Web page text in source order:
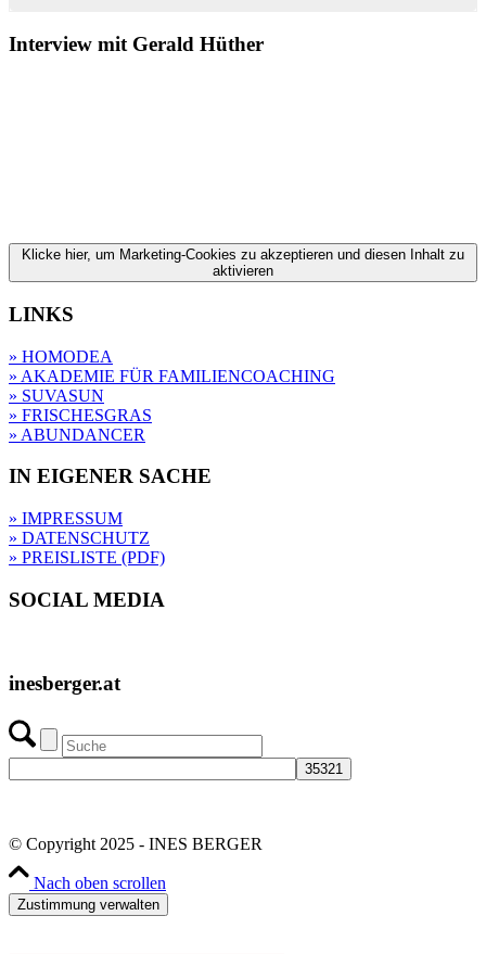
Interview mit Gerald Hüther
Klicke hier, um Marketing-Cookies zu akzeptieren und diesen Inhalt zu
aktivieren
LINKS
» HOMODEA
» AKADEMIE FÜR FAMILIENCOACHING
» SUVASUN
» FRISCHESGRAS
» ABUNDANCER
IN EIGENER SACHE
» IMPRESSUM
» DATENSCHUTZ
» PREISLISTE (PDF)
SOCIAL MEDIA
inesberger.at
© Copyright 2025 - INES BERGER
Nach oben scrollen
Zustimmung verwalten